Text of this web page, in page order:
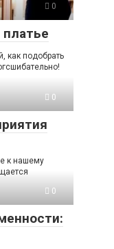
0
как подобрать
0
к нашему
0